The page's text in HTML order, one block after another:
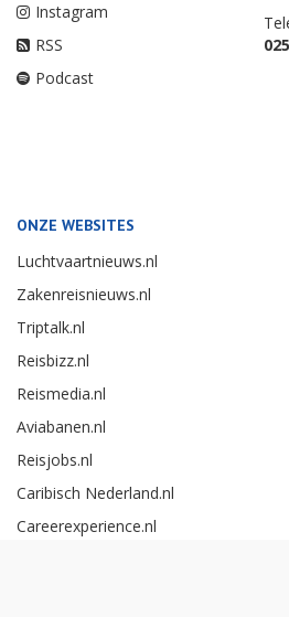
Instagram
RSS
Podcast
ONZE WEBSITES
Luchtvaartnieuws.nl
Zakenreisnieuws.nl
Triptalk.nl
Reisbizz.nl
Reismedia.nl
Aviabanen.nl
Reisjobs.nl
Caribisch Nederland.nl
Careerexperience.nl